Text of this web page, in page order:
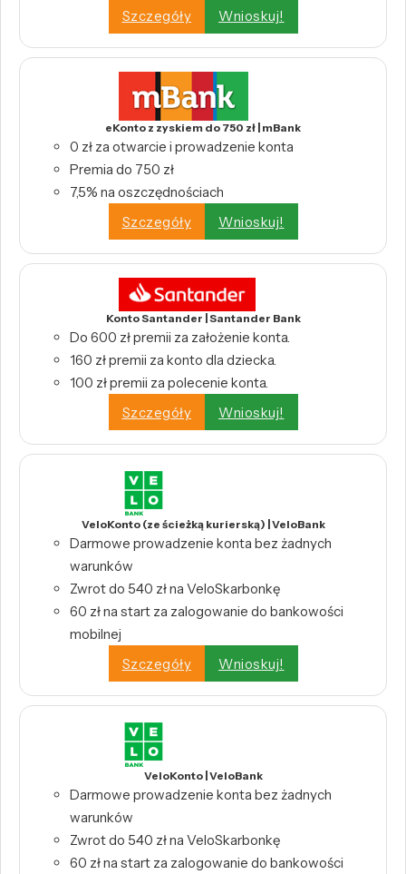
Szczegóły
Wnioskuj!
eKonto z zyskiem do 750 zł | mBank
0 zł za otwarcie i prowadzenie konta
Premia do 750 zł
7,5% na oszczędnościach
Szczegóły
Wnioskuj!
Konto Santander | Santander Bank
Do 600 zł premii za założenie konta.
160 zł premii za konto dla dziecka.
100 zł premii za polecenie konta.
Szczegóły
Wnioskuj!
VeloKonto (ze ścieżką kurierską) | VeloBank
Darmowe prowadzenie konta bez żadnych
warunków
Zwrot do 540 zł na VeloSkarbonkę
60 zł na start za zalogowanie do bankowości
mobilnej
Szczegóły
Wnioskuj!
VeloKonto | VeloBank
Darmowe prowadzenie konta bez żadnych
warunków
Zwrot do 540 zł na VeloSkarbonkę
60 zł na start za zalogowanie do bankowości